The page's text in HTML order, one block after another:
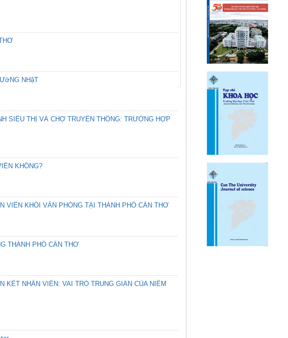
NHậT
SIÊU THỊ VÀ CHỢ TRUYỀN THỐNG: TRƯỜNG HỢP
KHÔNG?
VIÊN KHỐI VĂN PHÒNG TẠI THÀNH PHỐ CẦN THƠ
THÀNH PHỐ CẦN THƠ
NHÂN VIÊN: VAI TRÒ TRUNG GIAN CỦA NIỀM